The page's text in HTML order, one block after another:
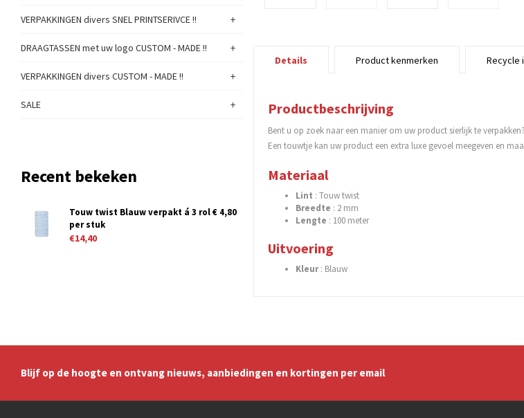
VERPAKKINGEN divers SNEL PRINTSERIVCE !! +
DRAAGTASSEN met uw logo CUSTOM - MADE !! +
VERPAKKINGEN divers CUSTOM - MADE !! +
SALE +
Recent bekeken
Touw twist Blauw verpakt á 3 rol € 4,80
per stuk
€14,40
Details Product kenmerken Recycle
Productbeschrijving
Bent u op zoek naar een manier om uw product sierlijk te
Een touwtje kan uw product een extra luxe gevoel meegeven en
Materiaal
Lint : Touw twist
Breedte : 2 mm
Lengte : 100 meter
Uitvoering
Kleur: Blauw
Blijf op de hoogte en ontvang nieuws, aanbiedingen en kortingen per email